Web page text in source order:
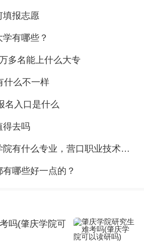
物理类的录取分数线为539分；历史
。川北医学院在黑龙江理科的录取分数
分。
省历史文化名城、三国文化发祥地——
格为本科，定名为川北医学院。是一
、文、管、工多学科协调发展的省属
普外培训基地和四川省医学影像学、
地。
都医学院各专业录取分数线（春季高
望能帮助到大家！
填报志愿
有哪些？
多名能上什么大专
什么不一样
名入口是什么
得去吗
营口职业技术学院有什么专业，营口职业技术学院招生专业设置情况
哪些好一点的？
吗(肇庆学院可